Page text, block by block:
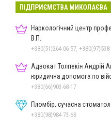
ПІДПРИЄМСТВА МИКОЛАЄВА
Наркологічний центр
В.П.
+380(51)264-06-57,
Адвокат Толпекін Андрій
юридична допомога по
справам
+380(66)903-68-17
Пломбір, сучасна
+380(98)984-73-68